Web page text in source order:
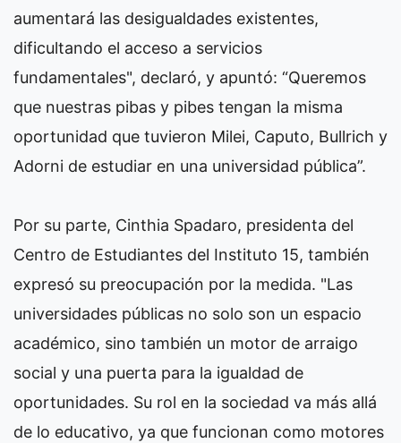
aumentará las desigualdades existentes,
dificultando el acceso a servicios
fundamentales", declaró, y apuntó: “Queremos
que nuestras pibas y pibes tengan la misma
oportunidad que tuvieron Milei, Caputo, Bullrich y
Adorni de estudiar en una universidad pública”.
Por su parte, Cinthia Spadaro, presidenta del
Centro de Estudiantes del Instituto 15, también
expresó su preocupación por la medida. "Las
universidades públicas no solo son un espacio
académico, sino también un motor de arraigo
social y una puerta para la igualdad de
oportunidades. Su rol en la sociedad va más allá
de lo educativo, ya que funcionan como motores